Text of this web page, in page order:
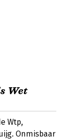
Wet
Wtp,
Onmisbaar